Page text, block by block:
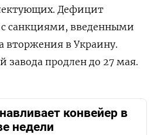
Дефицит
с санкциями, введенными
вторжения в Украину.
завода продлен до 27 мая.
конвейер в
недели